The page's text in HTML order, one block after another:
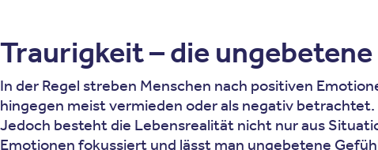
Traurigkeit – die
In der Regel streben Menschen nach positiven
hingegen meist vermieden oder als negativ
Jedoch besteht die Lebensrealität nicht nur aus
Emotionen fokussiert und lässt man ungebetene